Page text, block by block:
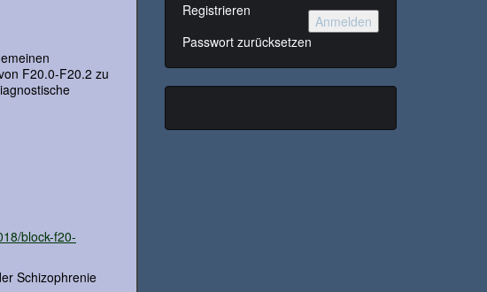
F20.0-F20.2 zu
block-f20-
Schizophrenie
Anmelden
Registrieren
Passwort zurücksetzen